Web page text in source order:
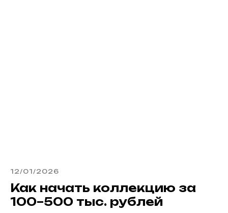
12/01/2026
Как начать коллекцию за
100–500 тыс. рублей